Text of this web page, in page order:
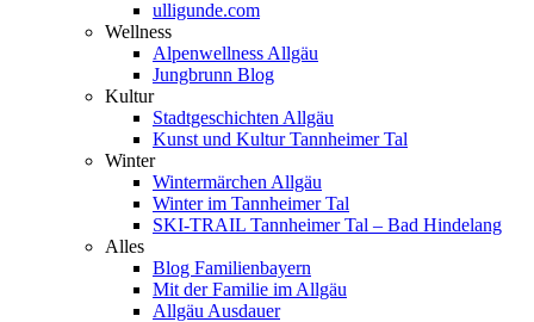
ulligunde.com
Wellness
Alpenwellness Allgäu
Jungbrunn Blog
Kultur
Stadtgeschichten Allgäu
Kunst und Kultur Tannheimer Tal
Winter
Wintermärchen Allgäu
Winter im Tannheimer Tal
SKI-TRAIL Tannheimer Tal – Bad Hindelang
Alles
Blog Familienbayern
Mit der Familie im Allgäu
Allgäu Ausdauer